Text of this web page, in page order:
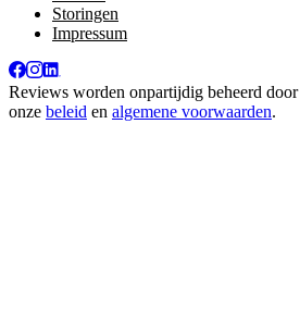
Storingen
Impressum
Reviews worden onpartijdig beheerd door
onze beleid en algemene voorwaarden.